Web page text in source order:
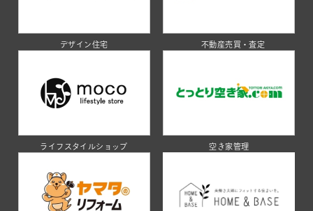
デザイン住宅 不動産売買・査定
ライフスタイルショップ 空き家管理